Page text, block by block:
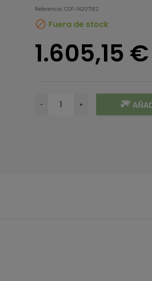
Referencia: COF-14207182
 Fuera de stock
1.605,15 €
- +